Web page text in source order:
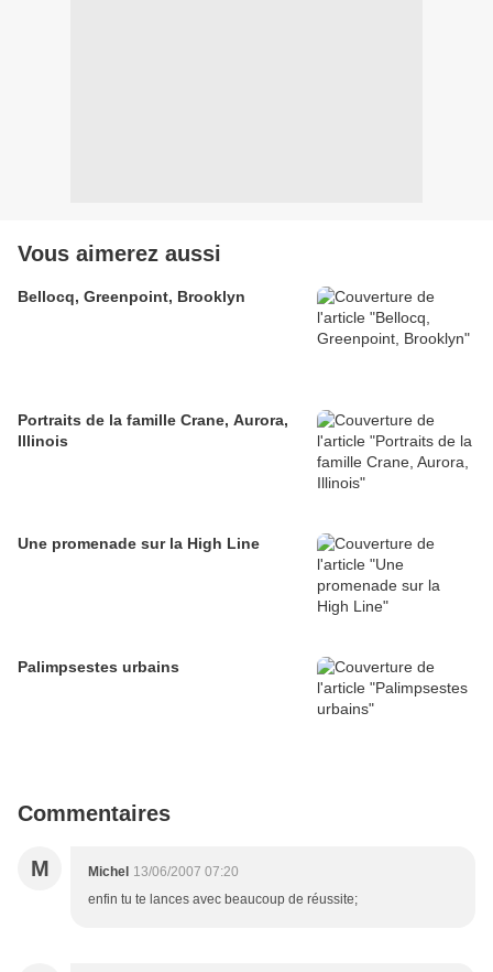
Vous aimerez aussi
Bellocq, Greenpoint, Brooklyn
Portraits de la famille Crane, Aurora,
Illinois
Une promenade sur la High Line
Palimpsestes urbains
Commentaires
M Michel 13/06/2007 07:20
enfin tu te lances avec beaucoup de réussite;